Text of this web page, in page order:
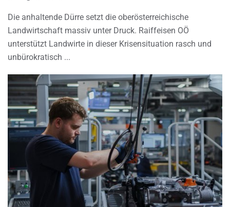
Die anhaltende Dürre setzt die oberösterreichische
Landwirtschaft massiv unter Druck. Raiffeisen OÖ
unterstützt Landwirte in dieser Krisensituation rasch und
unbürokratisch